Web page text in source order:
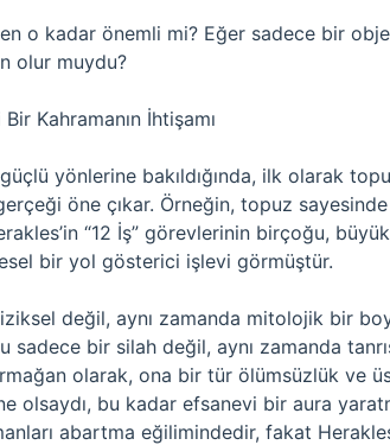
o kadar önemli mi? Eğer sadece bir
olur muydu?
Kahramanın İhtişamı
yönlerine bakıldığında, ilk olarak
öne çıkar. Örneğin, topuz
“12 İş” görevlerinin birçoğu,
bir yol gösterici işlevi görmüştür.
değil, aynı zamanda mitolojik bir
sadece bir silah değil, aynı zamanda
olarak, ona bir tür ölümsüzlük ve
olsaydı, bu kadar efsanevi bir aura
abartma eğilimindedir, fakat